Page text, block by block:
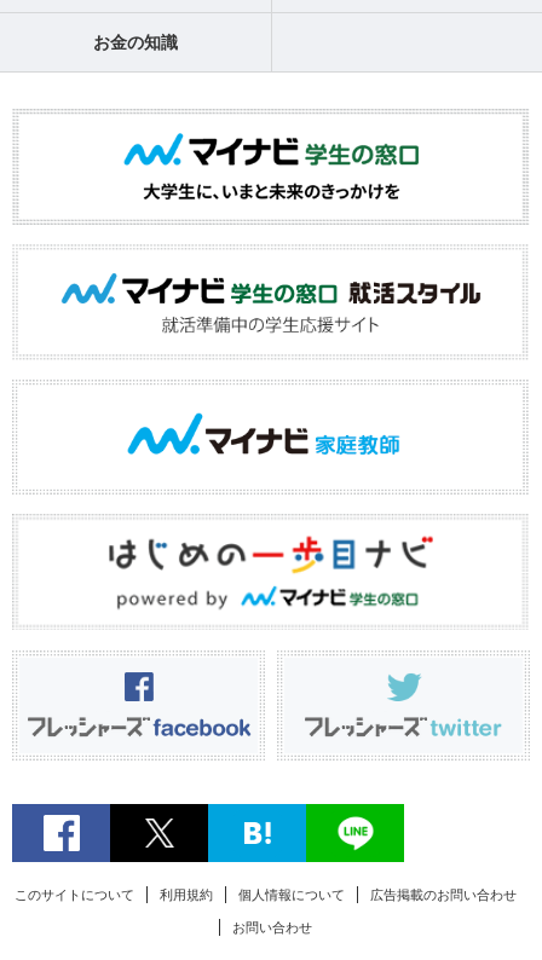
お金の知識
このサイトについて 利用規約 個人情報について 広告掲載のお問い合わせ
お問い合わせ